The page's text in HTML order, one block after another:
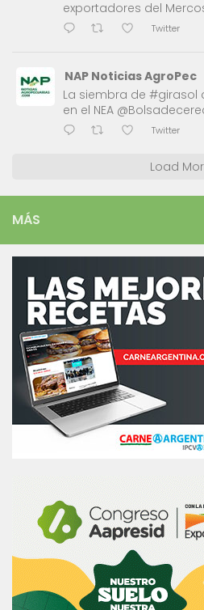
exportadores del
Twitter
NAP Noticias AgroPec
La siembra de
en el NEA
Twitter
Load
MÁS